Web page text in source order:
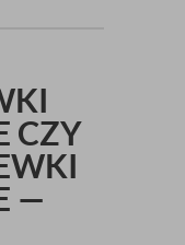
CZY
—